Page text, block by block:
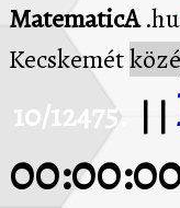
MatematicA.hu
Kecskemét
10/12475.